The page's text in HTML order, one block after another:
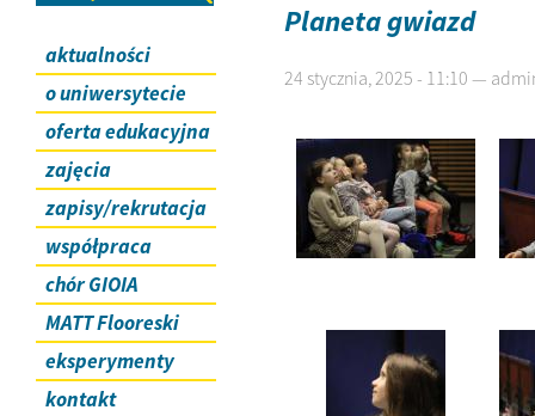
aktualności
o uniwersytecie
oferta edukacyjna
zajęcia
zapisy/rekrutacja
współpraca
chór GIOIA
MATT Flooreski
eksperymenty
kontakt
Planeta gwiazd
24 stycznia, 2025 - 11:10 —